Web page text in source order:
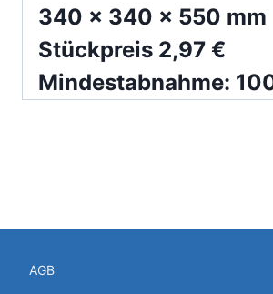
340 x 340 x 550 mm
Stückpreis 2,97 €
Mindestabnahme:
AGB